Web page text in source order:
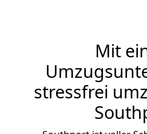
Mit
stressfrei